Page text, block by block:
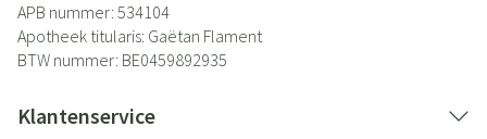
APB nummer: 534104
Apotheek titularis: Gaëtan Flament
BTW nummer: BE0459892935
Klantenservice